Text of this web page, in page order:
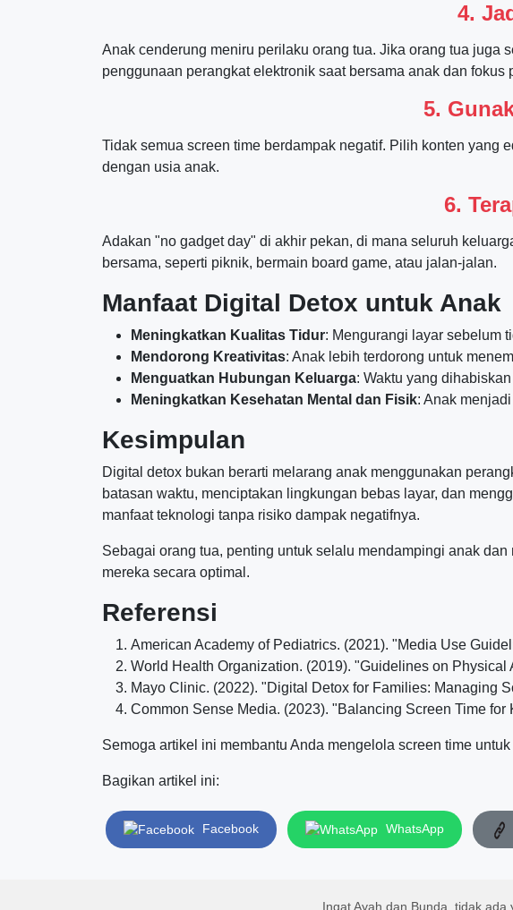
4.
Anak cenderung meniru perilaku orang tua. Jika orang tua juga
penggunaan perangkat elektronik saat bersama anak dan fokus
5.
Tidak semua screen time berdampak negatif. Pilih konten yang
dengan usia anak.
6.
Adakan "no gadget day" di akhir pekan, di mana seluruh
bersama, seperti piknik, bermain board game, atau jalan-jalan.
Manfaat Digital Detox untuk Anak
Meningkatkan Kualitas Tidur: Mengurangi layar sebelum
Mendorong Kreativitas: Anak lebih terdorong untuk
Menguatkan Hubungan Keluarga: Waktu yang
Meningkatkan Kesehatan Mental dan Fisik: Anak
Kesimpulan
Digital detox bukan berarti melarang anak menggunakan
batasan waktu, menciptakan lingkungan bebas layar, dan
manfaat teknologi tanpa risiko dampak negatifnya.
Sebagai orang tua, penting untuk selalu mendampingi anak
mereka secara optimal.
Referensi
American Academy of Pediatrics. (2021). "Media Use
World Health Organization. (2019). "Guidelines on
Mayo Clinic. (2022). "Digital Detox for Families: Managing
Common Sense Media. (2023). "Balancing Screen Time for
Semoga artikel ini membantu Anda mengelola screen time
Bagikan artikel ini:
Facebook WhatsApp
Ingat Ayah dan Bunda, tidak